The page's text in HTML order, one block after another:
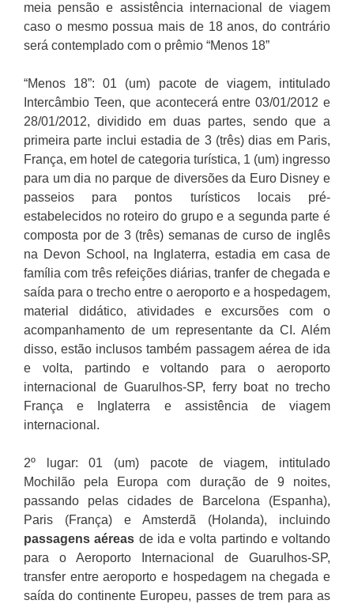
meia pensão e assistência internacional de viagem
caso o mesmo possua mais de 18 anos, do contrário
será contemplado com o prêmio “Menos 18”
“Menos 18”: 01 (um) pacote de viagem, intitulado
Intercâmbio Teen, que acontecerá entre 03/01/2012 e
28/01/2012, dividido em duas partes, sendo que a
primeira parte inclui estadia de 3 (três) dias em Paris,
França, em hotel de categoria turística, 1 (um) ingresso
para um dia no parque de diversões da Euro Disney e
passeios para pontos turísticos locais pré-
estabelecidos no roteiro do grupo e a segunda parte é
composta por de 3 (três) semanas de curso de inglês
na Devon School, na Inglaterra, estadia em casa de
família com três refeições diárias, tranfer de chegada e
saída para o trecho entre o aeroporto e a hospedagem,
material didático, atividades e excursões com o
acompanhamento de um representante da CI. Além
disso, estão inclusos também passagem aérea de ida
e volta, partindo e voltando para o aeroporto
internacional de Guarulhos-SP, ferry boat no trecho
França e Inglaterra
e assistência de viagem
internacional.
2º lugar: 01 (um) pacote de viagem, intitulado
Mochilão pela Europa com duração de 9 noites,
passando pelas cidades de Barcelona (Espanha),
Paris (França) e Amsterdã (Holanda), incluindo
passagens aéreas de ida e volta partindo e voltando
para o Aeroporto Internacional de Guarulhos-SP,
transfer entre aeroporto e hospedagem na chegada e
saída do continente Europeu, passes de trem para as